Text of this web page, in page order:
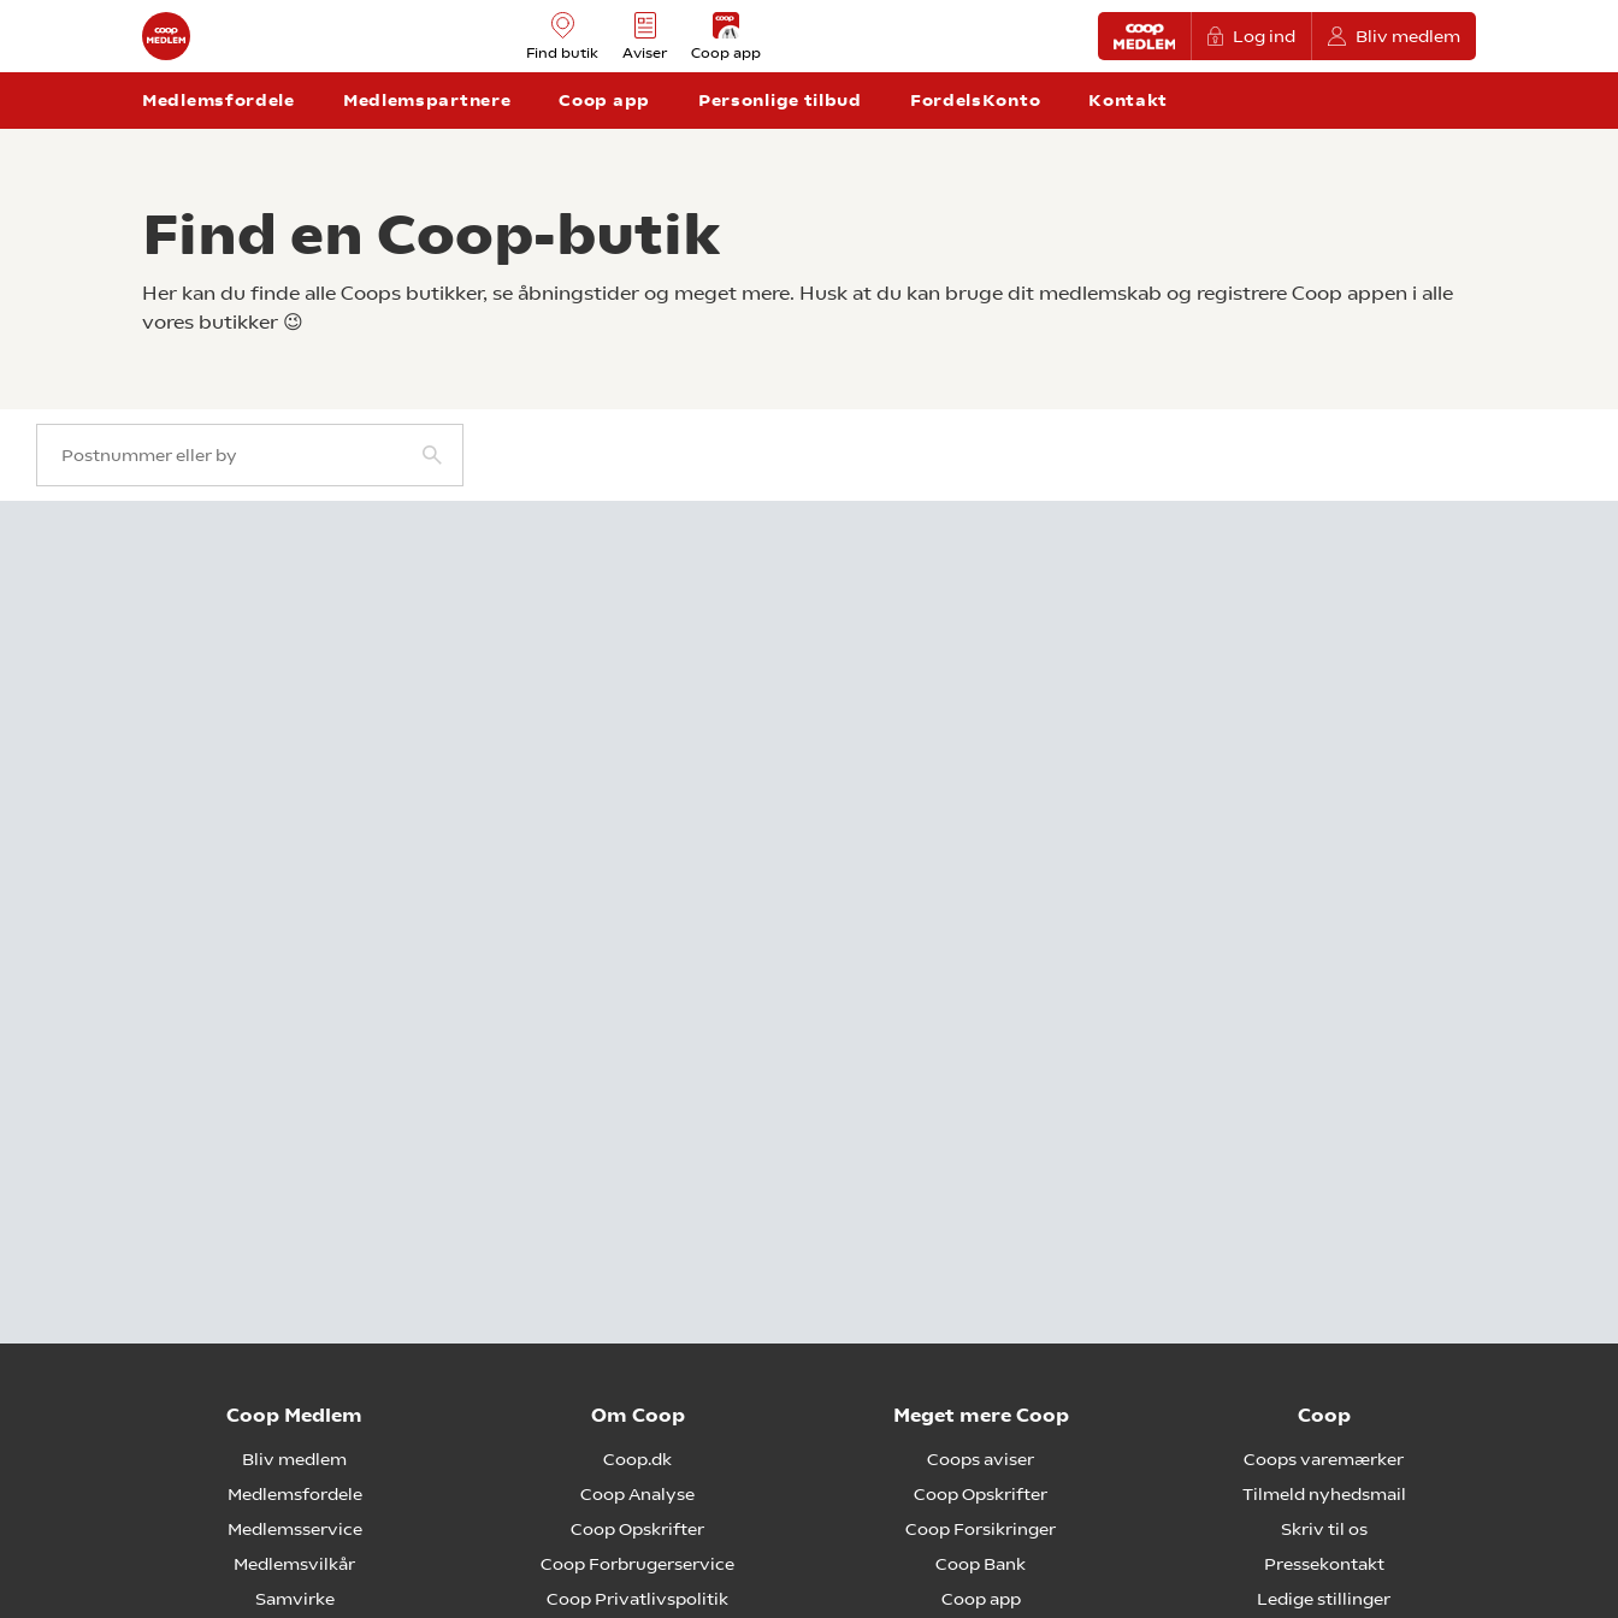
Find butik Aviser Coop app
Log ind Bliv medlem
Medlemsfordele Medlemspartnere Coop app Personlige tilbud FordelsKonto Kontakt
Find en Coop-butik
Her kan du finde alle Coops butikker, se åbningstider og meget mere. Husk at du kan bruge dit medlemskab og registrere Coop appen i alle
vores butikker 😉
Coop Medlem
Bliv medlem
Medlemsfordele
Medlemsservice
Medlemsvilkår
Samvirke
Om Coop
Coop.dk
Coop Analyse
Coop Opskrifter
Coop Forbrugerservice
Coop Privatlivspolitik
Meget mere Coop
Coops aviser
Coop Opskrifter
Coop Forsikringer
Coop Bank
Coop app
Coop
Coops varemærker
Tilmeld nyhedsmail
Skriv til os
Pressekontakt
Ledige stillinger